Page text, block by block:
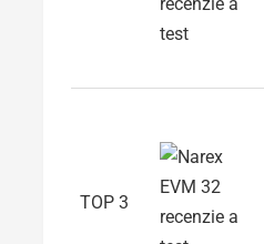
TOP 3